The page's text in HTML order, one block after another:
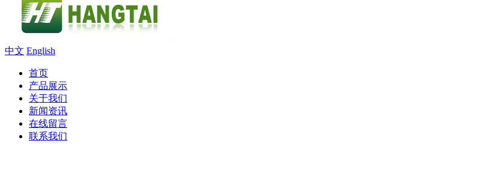
中文 English
首页
产品展示
关于我们
新闻资讯
在线留言
联系我们